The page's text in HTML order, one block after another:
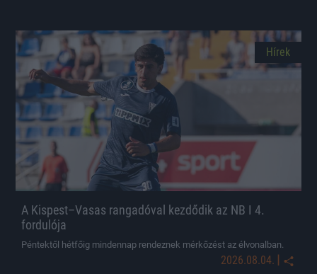
Hírek
A Kispest–Vasas rangadóval kezdődik az NB I 4.
fordulója
Péntektől hétfőig mindennap rendeznek mérkőzést az élvonalban.
2026.08.04. |